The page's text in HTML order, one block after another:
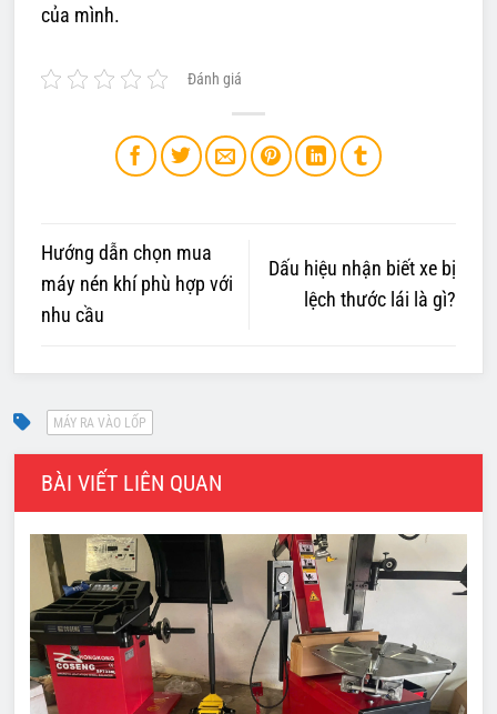
của mình.
Đánh giá
Hướng dẫn chọn mua
máy nén khí phù hợp với
nhu cầu
Dấu hiệu nhận biết xe bị
lệch thước lái là gì?
BÀI VIẾT LIÊN QUAN